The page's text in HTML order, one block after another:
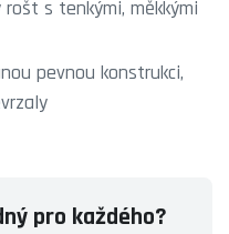
s tenkými, měkkými
pevnou konstrukci,
pro každého?